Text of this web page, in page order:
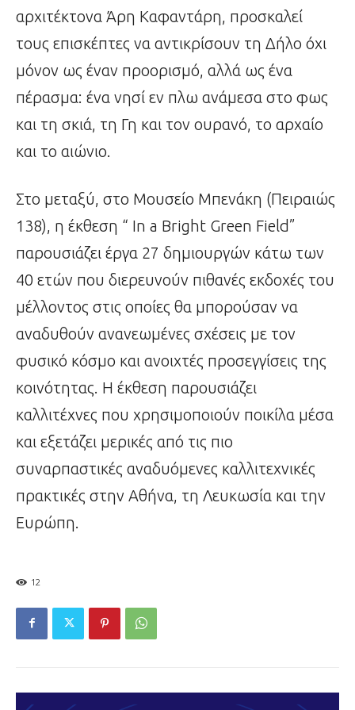
αρχιτέκτονα Άρη Καφαντάρη, προσκαλεί
τους επισκέπτες να αντικρίσουν τη Δήλο όχι
μόνον ως έναν προορισμό, αλλά ως ένα
πέρασμα: ένα νησί εν πλω ανάμεσα στο φως
και τη σκιά, τη Γη και τον ουρανό, το αρχαίο
και το αιώνιο.
Στο μεταξύ, στο Μουσείο Μπενάκη (Πειραιώς
138), η έκθεση “ In a Bright Green Field”
παρουσιάζει έργα 27 δημιουργών κάτω των
40 ετών που διερευνούν πιθανές εκδοχές του
μέλλοντος στις οποίες θα μπορούσαν να
αναδυθούν ανανεωμένες σχέσεις με τον
φυσικό κόσμο και ανοιχτές προσεγγίσεις της
κοινότητας. Η έκθεση παρουσιάζει
καλλιτέχνες που χρησιμοποιούν ποικίλα μέσα
και εξετάζει μερικές από τις πιο
συναρπαστικές αναδυόμενες καλλιτεχνικές
πρακτικές στην Αθήνα, τη Λευκωσία και την
Ευρώπη.
12